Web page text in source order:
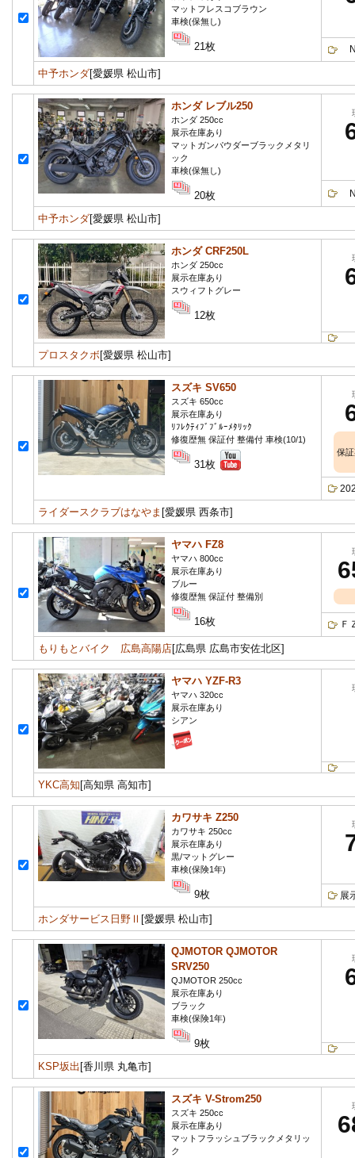
マットフレスコブラウン
車検(保無し)
21枚
中予ホンダ[愛媛県 松山市]
ホンダ レブル250
ホンダ 250cc
展示在庫あり
マットガンパウダーブラックメタリ
ック
車検(保無し)
20枚
中予ホンダ[愛媛県 松山市]
ホンダ CRF250L
ホンダ 250cc
展示在庫あり
スウィフトグレー
12枚
プロスタクボ[愛媛県 松山市]
スズキ SV650
スズキ 650cc
展示在庫あり
ﾘﾌﾚｸﾃｨﾌﾞﾌﾞﾙｰﾒﾀﾘｯｸ
修復歴無 保証付 整備付 車検(10/1)
31枚
保
ライダースクラブはなやま [愛媛県 西条市]
ヤマハ FZ8
ヤマハ 800cc
展示在庫あり
ブルー
修復歴無 保証付 整備別
16枚 Ｆ
もりもとバイク 広島高陽店[広島県 広島市安佐北区]
ヤマハ YZF-R3
ヤマハ 320cc
展示在庫あり
シアン
YKC高知 [高知県 高知市]
カワサキ Z250
カワサキ 250cc
展示在庫あり
黒/マットグレー
車検(保険1年)
9枚 展
ホンダサービス日野Ⅱ [愛媛県 松山市]
QJMOTOR QJMOTOR
SRV250
QJMOTOR 250cc
展示在庫あり
ブラック
車検(保険1年)
9枚
KSP坂出 [香川県 丸亀市]
スズキ V-Strom250
スズキ 250cc
展示在庫あり
マットフラッシュブラックメタリッ
ク